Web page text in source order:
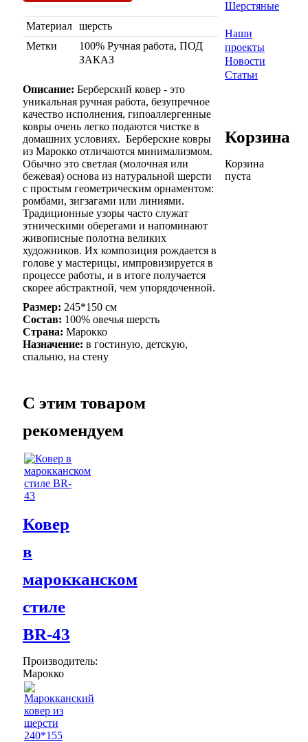
Материал шерсть
Метки
100% Ручная работа, ПОД
ЗАКАЗ
Описание: Берберский ковер - это
уникальная ручная работа, безупречное
качество исполнения, гипоаллергенные
ковры очень легко подаются чистке в
домашних условиях. Берберские ковры
из Марокко отличаются минимализмом.
Обычно это светлая (молочная или
бежевая) основа из натуральной шерсти
с простым геометрическим орнаментом:
ромбами, зигзагами или линиями.
Традиционные узоры часто служат
этническими оберегами и напоминают
живописные полотна великих
художников. Их композиция рождается в
голове у мастерицы, импровизируется в
процессе работы, и в итоге получается
скорее абстрактной, чем упорядоченной.
Размер: 245*150 см
Состав: 100% овечья шерсть
Страна: Марокко
Назначение: в гостиную, детскую,
спальню, на стену
C этим товаром
рекомендуем
Ковер
в
марокканском
стиле
BR-43
Производитель:
Марокко
Шерстяные
Наши
проекты
Новости
Статьи
Корзина
Корзина
пуста